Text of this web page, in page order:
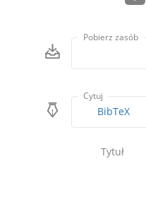
Pobierz zasób
Cytuj
BibTeX
Tytuł